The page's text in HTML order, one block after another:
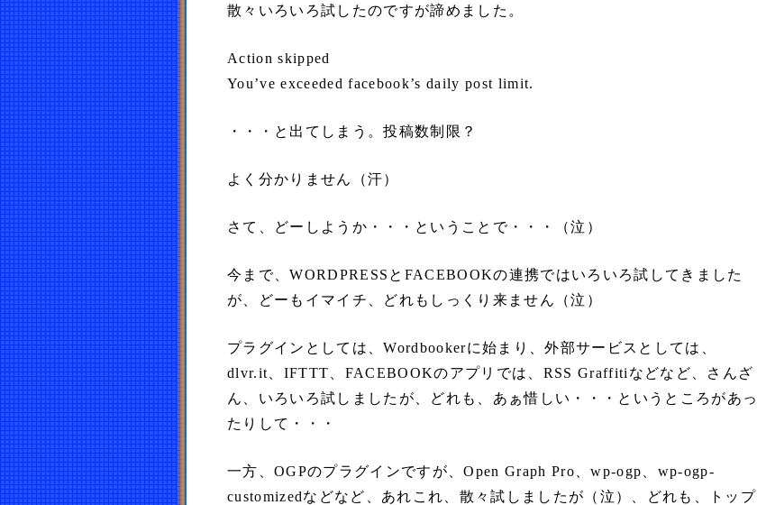
散々いろいろ試したのですが諦めました。
Action skipped
You’ve exceeded facebook’s daily post limit.
・・・と出てしまう。投稿数制限？
よく分かりません（汗）
さて、どーしようか・・・ということで・・・（泣）
今まで、WORDPRESSとFACEBOOKの連携ではいろいろ試してきました
が、どーもイマイチ、どれもしっくり来ません（泣）
プラグインとしては、Wordbookerに始まり、外部サービスとしては、
dlvr.it、IFTTT、FACEBOOKのアプリでは、RSS Graffitiなどなど、さんざ
ん、いろいろ試しましたが、どれも、あぁ惜しい・・・というところがあっ
たりして・・・
一方、OGPのプラグインですが、Open Graph Pro、wp-ogp、wp-ogp-
customizedなどなど、あれこれ、散々試しましたが（泣）、どれも、トップ